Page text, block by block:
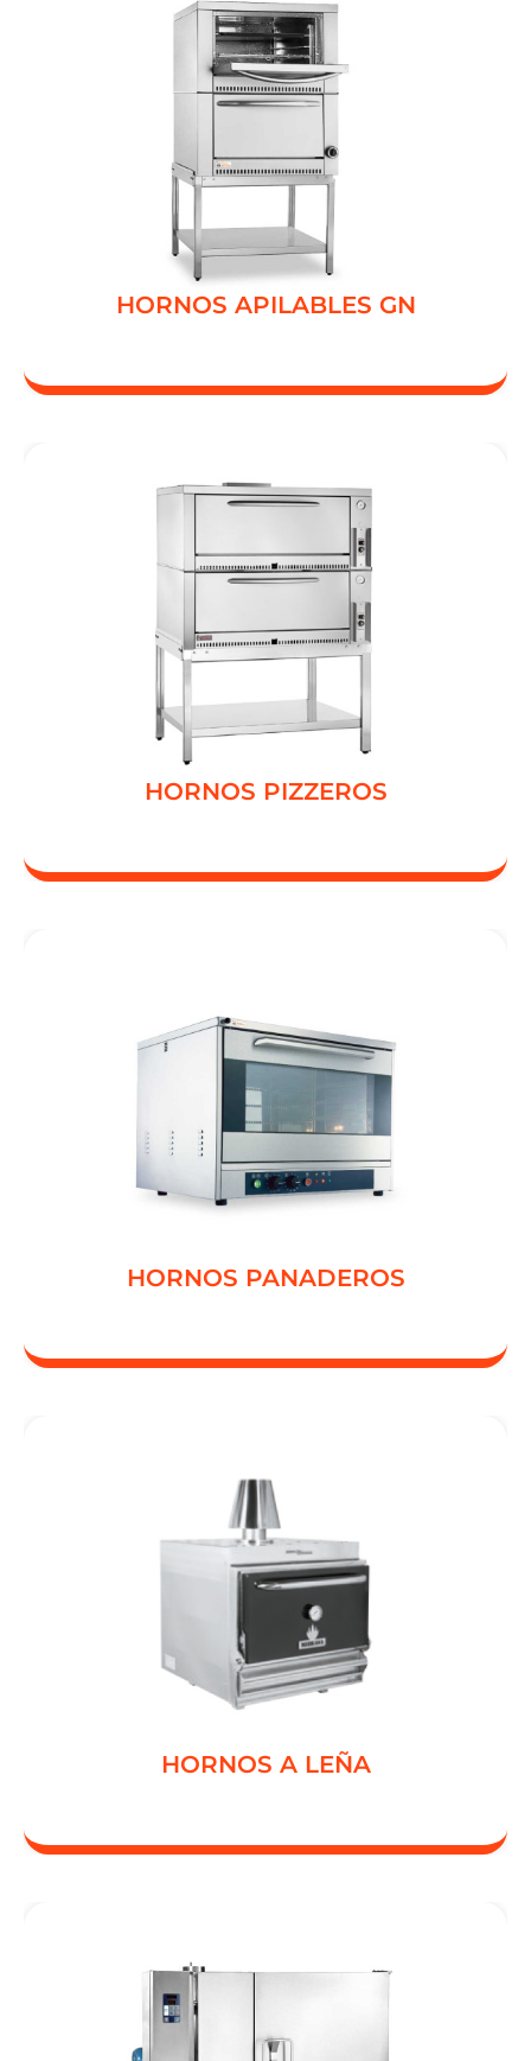
HORNOS APILABLES GN
HORNOS APILABLES GN
1 CÁMARA
3 CÁMARA
HORNOS PIZZEROS
HORNOS PIZZEROS
HORNO 1300
HORNOS PANADEROS
HORNOS PANADEROS
HORNO CONVECTOR FOURMATIC 4
HORNO CONVECTOR FOURMATIC 8
FERMENTADOR
HORNOS A LEÑA
HORNOS A LEÑA